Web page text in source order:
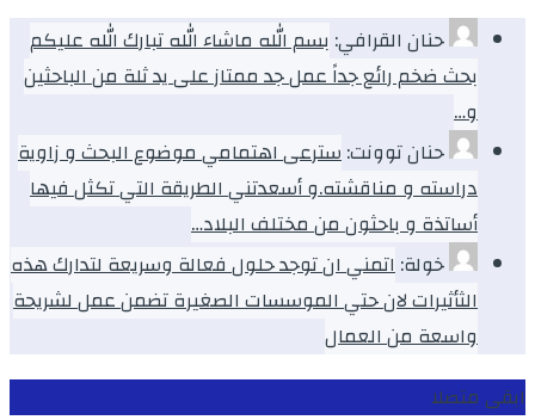
حنان القرافي: بسم الله ماشاء الله تبارك الله عليكم
بحث ضخم رائع جداً عمل جد ممتاز على يد ثلة من الباحثين
و…
حنان توونت:سترعى اهتمامي موضوع البحث و زاوية
دراسته و مناقشته.و أسعدتني الطريقة التي تكثل فيها
أساتذة و باحثون من مختلف البلاد…
خولة:اتمني ان توجد حلول فعالة وسريعة لتدارك هذه
الثأثيرات لان حتي الموسسات الصغيرة تضمن عمل لشريحة
واسعة من العمال
ابقى متصلا